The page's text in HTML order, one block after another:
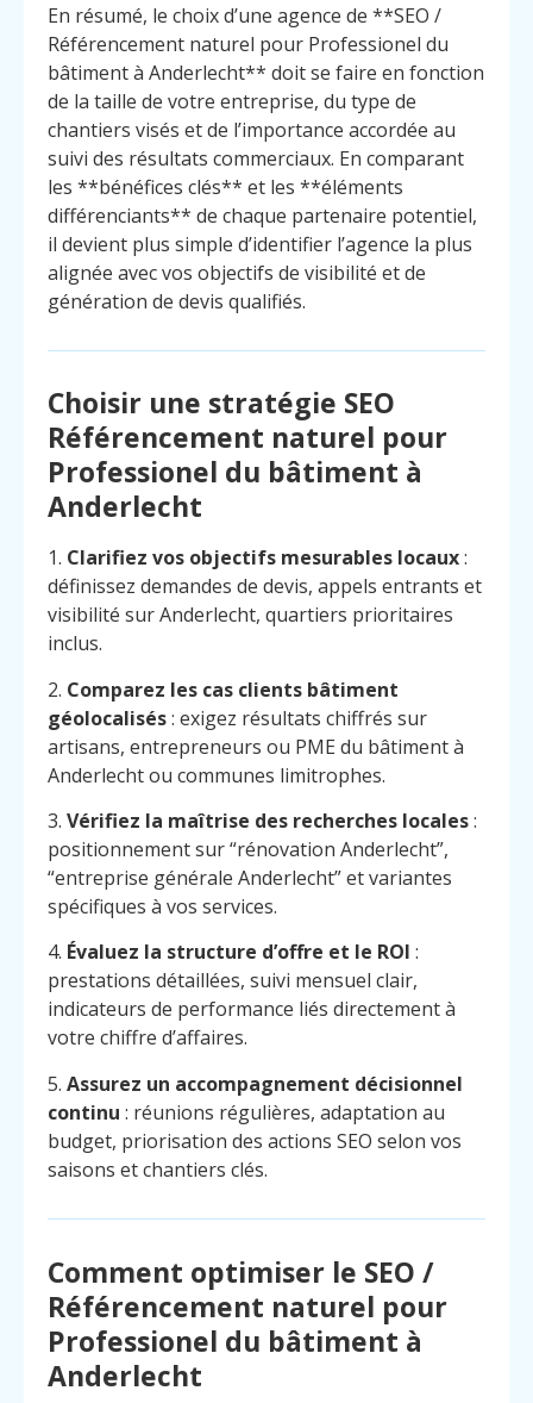
Contact
Appelez
En résumé, le choix d’une agence de **SEO /
Référencement naturel pour Professionel du
bâtiment à Anderlecht** doit se faire en fonction
de la taille de votre entreprise, du type de
chantiers visés et de l’importance accordée au
suivi des résultats commerciaux. En comparant
les **bénéfices clés** et les **éléments
différenciants** de chaque partenaire potentiel,
il devient plus simple d’identifier l’agence la plus
alignée avec vos objectifs de visibilité et de
génération de devis qualifiés.
Choisir une stratégie SEO
Référencement naturel pour
Professionel du bâtiment à
Anderlecht
1. Clarifiez vos objectifs mesurables locaux:
définissez demandes de devis, appels entrants et
visibilité sur Anderlecht, quartiers prioritaires
inclus.
2. Comparez les cas clients bâtiment
géolocalisés: exigez résultats chiffrés sur
artisans, entrepreneurs ou PME du bâtiment à
Anderlecht ou communes limitrophes.
3. Vérifiez la maîtrise des recherches locales:
positionnement sur “rénovation Anderlecht”,
“entreprise générale Anderlecht” et variantes
spécifiques à vos services.
4. Évaluez la structure d’offre et le ROI :
prestations détaillées, suivi mensuel clair,
indicateurs de performance liés directement à
votre chiffre d’affaires.
5. Assurez un accompagnement décisionnel
continu : réunions régulières, adaptation au
budget, priorisation des actions SEO selon vos
saisons et chantiers clés.
Comment optimiser le SEO /
Référencement naturel pour
Professionel du bâtiment à
Anderlecht